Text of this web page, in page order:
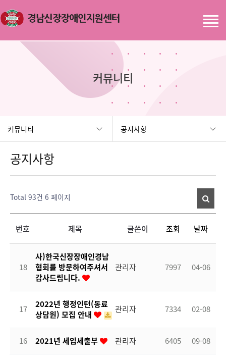
커뮤니티
커뮤니티 공지사항
공지사항
Total 93건 6 페이지
번호 제목 글쓴이 조회 날짜
18
사)한국신장장애인경남
협회를 방문하여주셔서
감사드립니다.
관리자 7997 04-06
17
2022년 행정인턴(동료
상담원) 모집 안내
관리자 7334 02-08
16 2021년 세입세출부 관리자 6405 09-08